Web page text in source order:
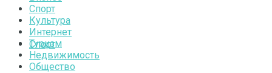
Спорт
Спорт
Культура
Интернет
Туризм
Недвижимость
Общество